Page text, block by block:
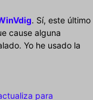
. Sí, este último
cause alguna
Yo he usado la
para